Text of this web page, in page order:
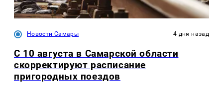
Новости Самары 4 дня назад
С 10 августа в Самарской области
скорректируют расписание
пригородных поездов